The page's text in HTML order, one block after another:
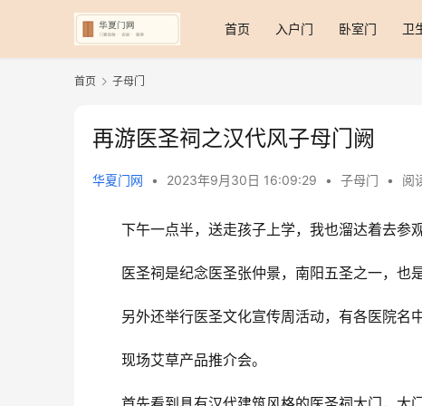
首页 入户门 卧室门 卫
首页 子母门
再游医圣祠之汉代风子母门阙
华夏门网 • 2023年9月30日 16:09:29 • 子母门 • 阅
下午一点半，送走孩子上学，我也溜达着去参
医圣祠是纪念医圣张仲景，南阳五圣之一，也
另外还举行医圣文化宣传周活动，有各医院名
现场艾草产品推介会。